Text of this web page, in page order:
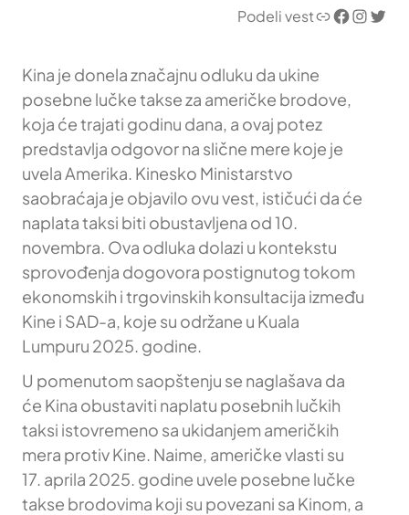
Podeli vestLink Facebook InstagramTwitter
Kina je donela značajnu odluku da ukine
posebne lučke takse za američke brodove,
koja će trajati godinu dana, a ovaj potez
predstavlja odgovor na slične mere koje je
uvela Amerika. Kinesko Ministarstvo
saobraćaja je objavilo ovu vest, ističući da će
naplata taksi biti obustavljena od 10.
novembra. Ova odluka dolazi u kontekstu
sprovođenja dogovora postignutog tokom
ekonomskih i trgovinskih konsultacija između
Kine i SAD-a, koje su održane u Kuala
Lumpuru 2025. godine.
U pomenutom saopštenju se naglašava da
će Kina obustaviti naplatu posebnih lučkih
taksi istovremeno sa ukidanjem američkih
mera protiv Kine. Naime, američke vlasti su
17. aprila 2025. godine uvele posebne lučke
takse brodovima koji su povezani sa Kinom, a